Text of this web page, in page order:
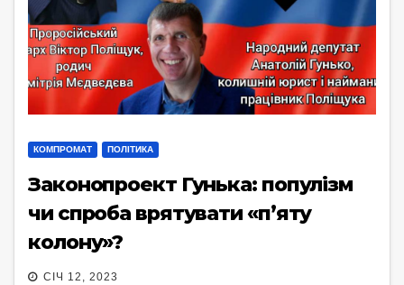
КОМПРОМАТ ПОЛІТИКА
Законопроект Гунька: популізм
чи спроба врятувати «п’яту
колону»?
СІЧ 12, 2023